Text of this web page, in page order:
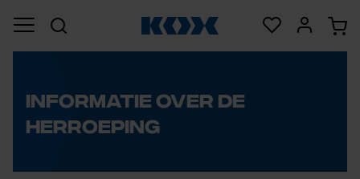
Informatie over de
herroeping